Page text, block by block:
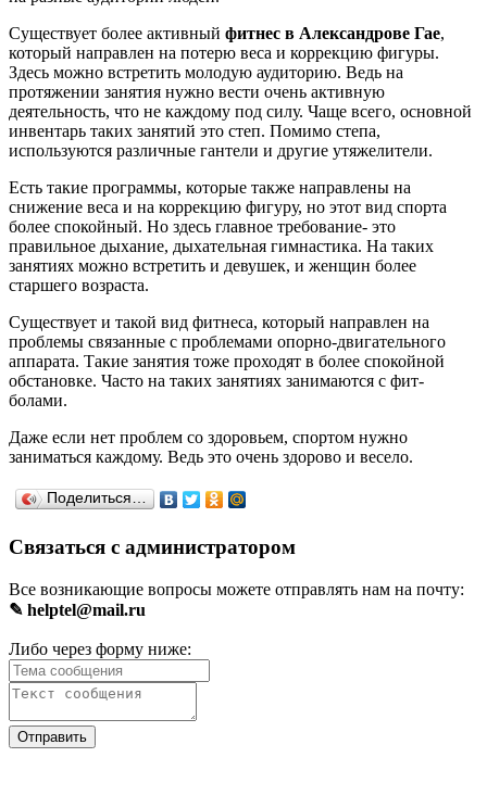
Существует более активный фитнес в Александрове Гае,
который направлен на потерю веса и коррекцию фигуры.
Здесь можно встретить молодую аудиторию. Ведь на
протяжении занятия нужно вести очень активную
деятельность, что не каждому под силу. Чаще всего, основной
инвентарь таких занятий это степ. Помимо степа,
используются различные гантели и другие утяжелители.
Есть такие программы, которые также направлены на
снижение веса и на коррекцию фигуру, но этот вид спорта
более спокойный. Но здесь главное требование- это
правильное дыхание, дыхательная гимнастика. На таких
занятиях можно встретить и девушек, и женщин более
старшего возраста.
Существует и такой вид фитнеса, который направлен на
проблемы связанные с проблемами опорно-двигательного
аппарата. Такие занятия тоже проходят в более спокойной
обстановке. Часто на таких занятиях занимаются с фит-
болами.
Даже если нет проблем со здоровьем, спортом нужно
заниматься каждому. Ведь это очень здорово и весело.
Поделиться…
Связаться с администратором
Все возникающие вопросы можете отправлять нам на почту:
✎ helptel@mail.ru
Либо через форму ниже: